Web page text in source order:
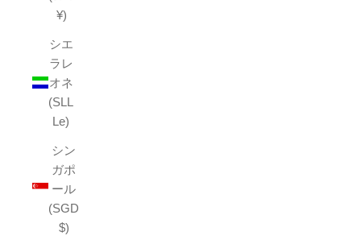
¥)
シエ
ラレ
オネ
(SLL
Le)
シン
ガポ
ール
(SGD
$)